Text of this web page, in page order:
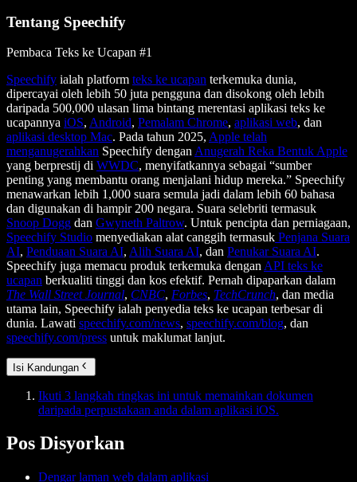
Tentang Speechify
Pembaca Teks ke Ucapan #1
Speechify ialah platform teks ke ucapan terkemuka dunia,
dipercayai oleh lebih 50 juta pengguna dan disokong oleh lebih
daripada 500,000 ulasan lima bintang merentasi aplikasi teks ke
ucapannya iOS, Android, Pemalam Chrome, aplikasi web, dan
aplikasi desktop Mac. Pada tahun 2025, Apple telah
menganugerahkan Speechify dengan Anugerah Reka Bentuk Apple
yang berprestij di WWDC, menyifatkannya sebagai “sumber
penting yang membantu orang menjalani hidup mereka.” Speechify
menawarkan lebih 1,000 suara semula jadi dalam lebih 60 bahasa
dan digunakan di hampir 200 negara. Suara selebriti termasuk
Snoop Dogg dan Gwyneth Paltrow. Untuk pencipta dan perniagaan,
Speechify Studio menyediakan alat canggih termasuk Penjana Suara
AI, Penduaan Suara AI, Alih Suara AI, dan Penukar Suara AI.
Speechify juga memacu produk terkemuka dengan API teks ke
ucapan berkualiti tinggi dan kos efektif. Pernah dipaparkan dalam
The Wall Street Journal, CNBC, Forbes, TechCrunch, dan media
utama lain, Speechify ialah penyedia teks ke ucapan terbesar di
dunia. Lawati speechify.com/news, speechify.com/blog, dan
speechify.com/press untuk maklumat lanjut.
Isi Kandungan
Ikuti 3 langkah ringkas ini untuk memainkan dokumen
daripada perpustakaan anda dalam aplikasi iOS.
Pos Disyorkan
Dengar laman web dalam aplikasi